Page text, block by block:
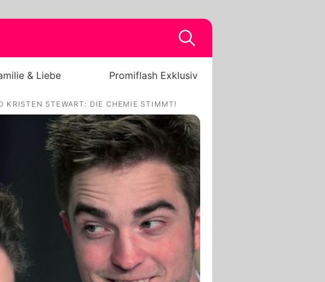
& Liebe Promiflash Exklusiv
KRISTEN STEWART: DIE CHEMIE STIMMT!